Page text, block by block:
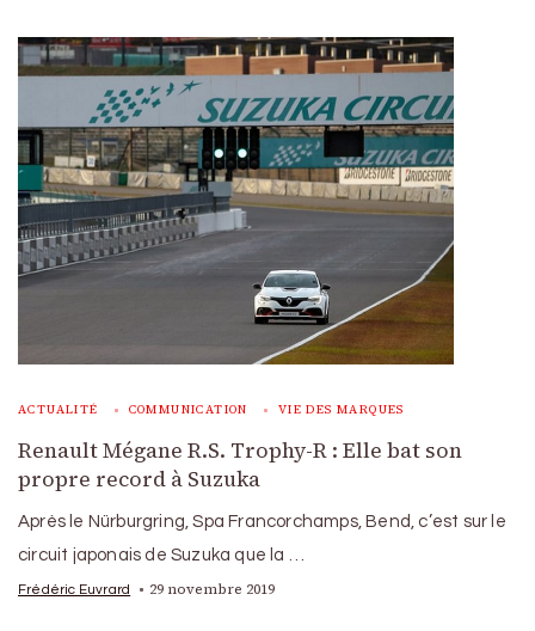
ACTUALITÉ COMMUNICATION VIE DES MARQUES
Renault Mégane R.S. Trophy-R : Elle bat son
propre record à Suzuka
Après le Nürburgring, Spa Francorchamps, Bend, c’est sur le
circuit japonais de Suzuka que la …
Frédéric Euvrard 29 novembre 2019